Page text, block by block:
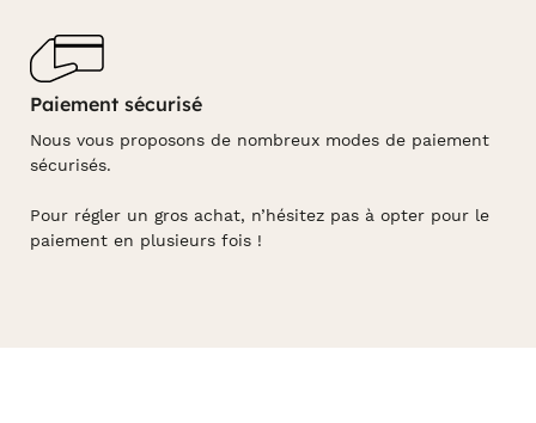
Paiement sécurisé
Nous vous proposons de nombreux modes de paiement
sécurisés.
Pour régler un gros achat, n’hésitez pas à opter pour le
paiement en plusieurs fois !